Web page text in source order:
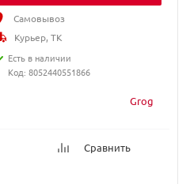
Grog
Сравнить
Самовывоз
Курьер, ТК
Есть в наличии
Код: 8052440551866